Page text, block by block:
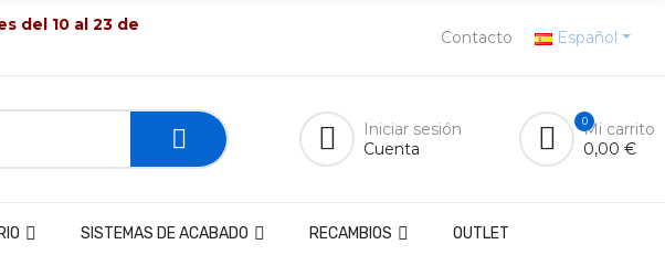
del 10 al 23 de
Contacto Español
Iniciar sesión
Cuenta
0Mi carrito
0,00 €
SISTEMAS DE ACABADO RECAMBIOS OUTLET